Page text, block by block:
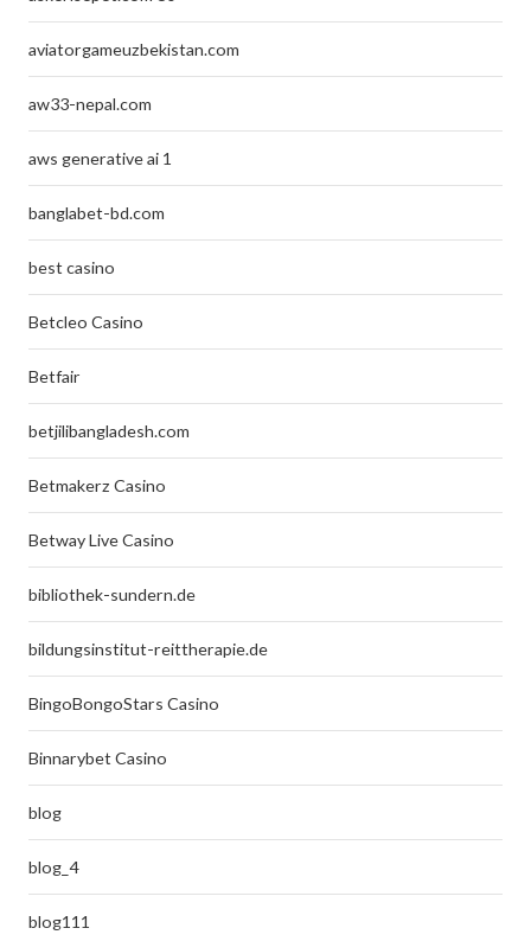
aviatorgameuzbekistan.com
aw33-nepal.com
aws generative ai 1
banglabet-bd.com
best casino
Betcleo Casino
Betfair
betjilibangladesh.com
Betmakerz Casino
Betway Live Casino
bibliothek-sundern.de
bildungsinstitut-reittherapie.de
BingoBongoStars Casino
Binnarybet Casino
blog
blog_4
blog111